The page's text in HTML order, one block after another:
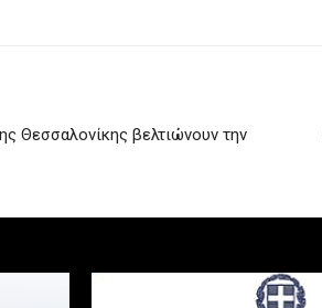
Θεσσαλονίκης βελτιώνουν την